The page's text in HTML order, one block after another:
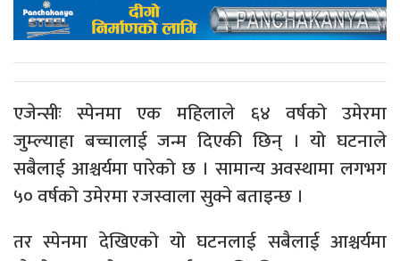
एजेन्सीः स्पेनमा एक महिलाले ६४ वर्षको उमेरमा
जुम्ल्याहा बच्चालाई जन्म दिएकी छिन् । यो घटनाले
सबैलाई आश्चर्यमा पारेको छ । सामान्य अवस्थामा लगभग
५० वर्षको उमेरमा रजस्वाला सुक्ने बताइन्छ ।
तर स्पेनमा देखिएको यो घटनलाई सबैलाई आश्चर्यमा